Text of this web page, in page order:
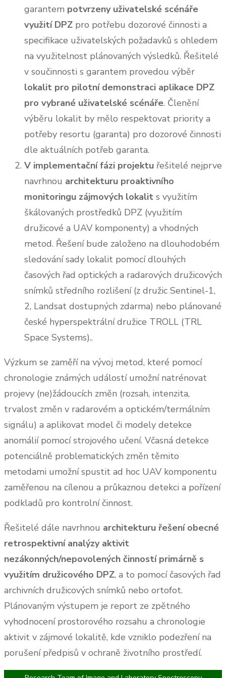
garantem potvrzeny uživatelské scénáře
využití DPZ pro potřebu dozorové činnosti a
specifikace uživatelských požadavků s ohledem
na využitelnost plánovaných výsledků. Řešitelé
v součinnosti s garantem provedou výběr
lokalit pro pilotní demonstraci aplikace DPZ
pro vybrané uživatelské scénáře. Členění
výběru lokalit by mělo respektovat priority a
potřeby resortu (garanta) pro dozorové činnosti
dle aktuálních potřeb garanta.
V implementační fázi projektu řešitelé nejprve
navrhnou architekturu proaktivního
monitoringu zájmových lokalit s využitím
škálovaných prostředků DPZ (využitím
družicové a UAV komponenty) a vhodných
metod. Řešení bude založeno na dlouhodobém
sledování sady lokalit pomocí dlouhých
časových řad optických a radarových družicových
snímků středního rozlišení (z družic Sentinel-1,
2, Landsat dostupných zdarma) nebo plánované
české hyperspektrální družice TROLL (TRL
Space Systems)..
Výzkum se zaměří na vývoj metod, které pomocí
chronologie známých událostí umožní natrénovat
projevy (ne)žádoucích změn (rozsah, intenzita,
trvalost změn v radarovém a optickém/termálním
signálu) a aplikovat model či modely detekce
anomálií pomocí strojového učení. Včasná detekce
potenciálně problematických změn těmito
metodami umožní spustit ad hoc UAV komponentu
zaměřenou na cílenou a průkaznou detekci a pořízení
podkladů pro kontrolní činnost.
Řešitelé dále navrhnou architekturu řešení obecné
retrospektivní analýzy aktivit
nezákonných/nepovolených činností primárně s
využitím družicového DPZ, a to pomocí časových řad
archivních družicových snímků nebo ortofot.
Plánovaným výstupem je report ze zpětného
vyhodnocení prostorového rozsahu a chronologie
aktivit v zájmové lokalitě, kde vzniklo podezření na
porušení předpisů v ochraně životního prostředí.